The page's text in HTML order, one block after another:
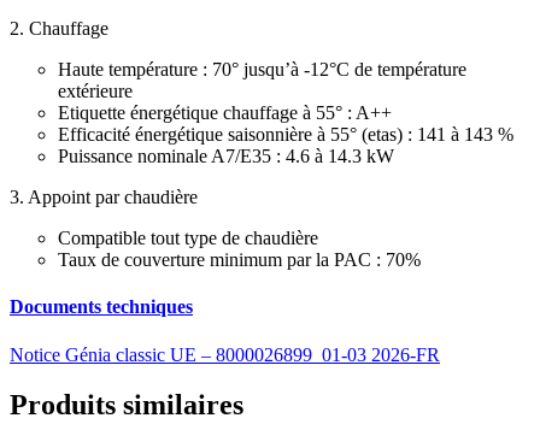
2. Chauffage
Haute température : 70° jusqu’à -12°C de température
extérieure
Etiquette énergétique chauffage à 55° : A++
Efficacité énergétique saisonnière à 55° (etas) : 141 à 143 %
Puissance nominale A7/E35 : 4.6 à 14.3 kW
3. Appoint par chaudière
Compatible tout type de chaudière
Taux de couverture minimum par la PAC : 70%
Documents techniques
Notice Génia classic UE – 8000026899_01-03 2026-FR
Produits similaires